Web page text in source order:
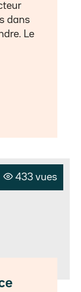
dans
Le
433 vues